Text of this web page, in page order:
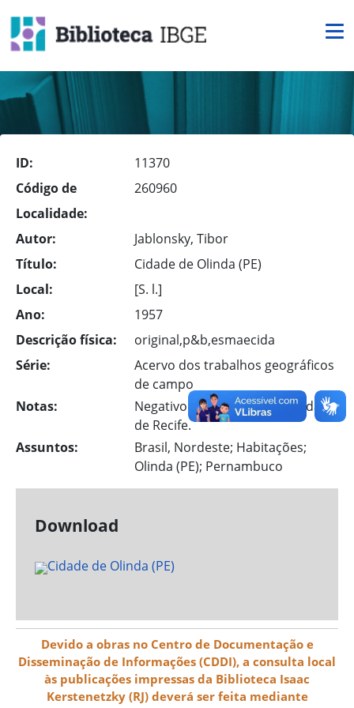
ID:
11370
Código de
Localidade:
260960
Autor:
Jablonsky, Tibor
Título:
Cidade de Olinda (PE)
Local:
[S. l.]
Ano:
1957
Descrição física:
original,p&b,esmaecida
Série:
Acervo dos trabalhos geográficos
de campo
Notas:
Negativo 5060. Ao fundo, a cidade
de Recife.
Assuntos:
Brasil, Nordeste; Habitações;
Olinda (PE); Pernambuco
Download
Devido a obras no Centro de Documentação e
Disseminação de Informações (CDDI), a consulta local
às publicações impressas da Biblioteca Isaac
Kerstenetzky (RJ) deverá ser feita mediante